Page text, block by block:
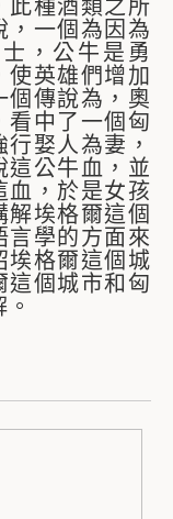
此種酒類之所
，一個為因為
，公牛是勇
使英雄們增加
個傳說為，奧
看中了一個匈
娶人為妻，
這公牛血，並
血，於是女孩
解埃格爾這個
言學的方面來
埃格爾這個城
這個城市和匈